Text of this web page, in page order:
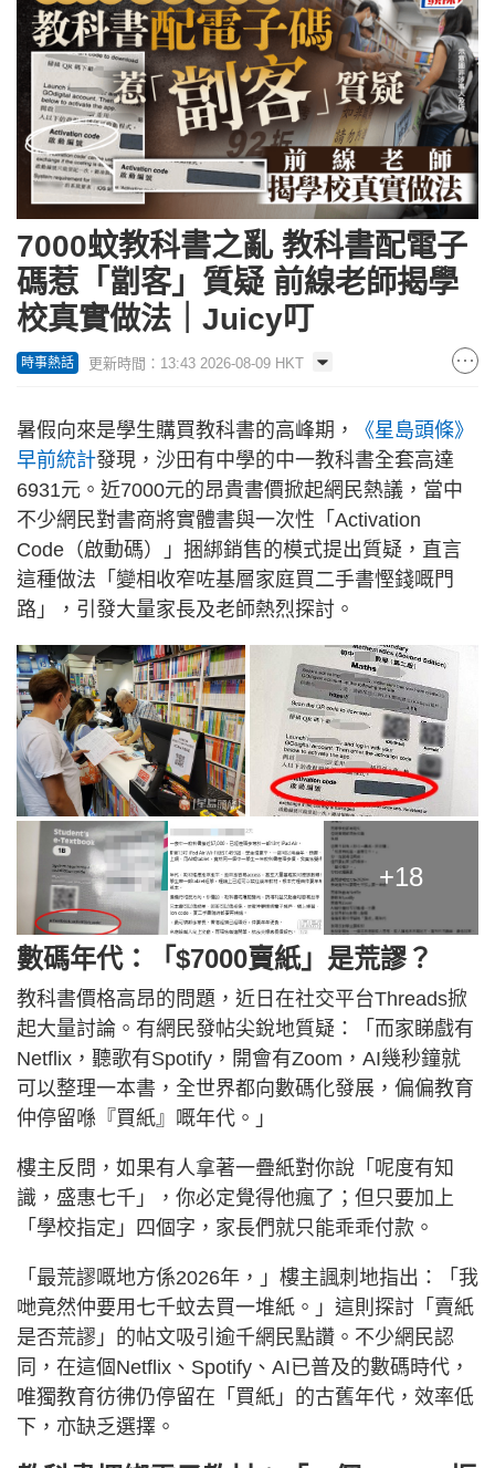
7000蚊教科書之亂 教科書配電子
碼惹「劏客」質疑 前線老師揭學
校真實做法｜Juicy叮
時事熱話 更新時間：13:43 2026-08-09 HKT
暑假向來是學生購買教科書的高峰期，
《星島頭條》
早前統計發現，沙田有中學的中一教科書全套高達
6931元。近7000元的昂貴書價掀起網民熱議，當中
不少網民對書商將實體書與一次性「Activation
Code（啟動碼）」捆綁銷售的模式提出質疑，直言
這種做法「變相收窄咗基層家庭買二手書慳錢嘅門
路」，引發大量家長及老師熱烈探討。
+18
數碼年代：「$7000賣紙」是荒謬？
教科書價格高昂的問題，近日在社交平台Threads掀
起大量討論。有網民發帖尖銳地質疑：「而家睇戲有
Netflix，聽歌有Spotify，開會有Zoom，AI幾秒鐘就
可以整理一本書，全世界都向數碼化發展，偏偏教育
仲停留喺『買紙』嘅年代。」
樓主反問，如果有人拿著一疊紙對你說「呢度有知
識，盛惠七千」，你必定覺得他瘋了；但只要加上
「學校指定」四個字，家長們就只能乖乖付款。
「最荒謬嘅地方係2026年，」樓主諷刺地指出：「我
哋竟然仲要用七千蚊去買一堆紙。」這則探討「賣紙
是否荒謬」的帖文吸引逾千網民點讚。不少網民認
同，在這個Netflix、Spotify、AI已普及的數碼時代，
唯獨教育彷彿仍停留在「買紙」的古舊年代，效率低
下，亦缺乏選擇。